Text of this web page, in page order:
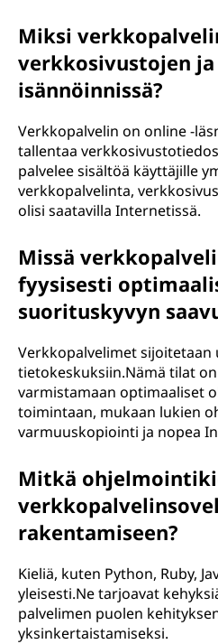
Miksi
verkkosivustojen
isännöinnissä?
Verkkopalvelin on online -
tallentaa
palvelee sisältöä käyttäjille
verkkopalvelinta,
olisi saatavilla Internetissä.
Missä
fyysisesti
suorituskyvyn
Verkkopalvelimet sijoitetaan
tietokeskuksiin.Nämä tilat
varmistamaan optimaaliset
toimintaan, mukaan lukien
varmuuskopiointi ja nopea
Mitkä
rakentamiseen?
Kieliä, kuten Python, Ruby,
yleisesti.Ne tarjoavat
palvelimen puolen
yksinkertaistamiseksi.